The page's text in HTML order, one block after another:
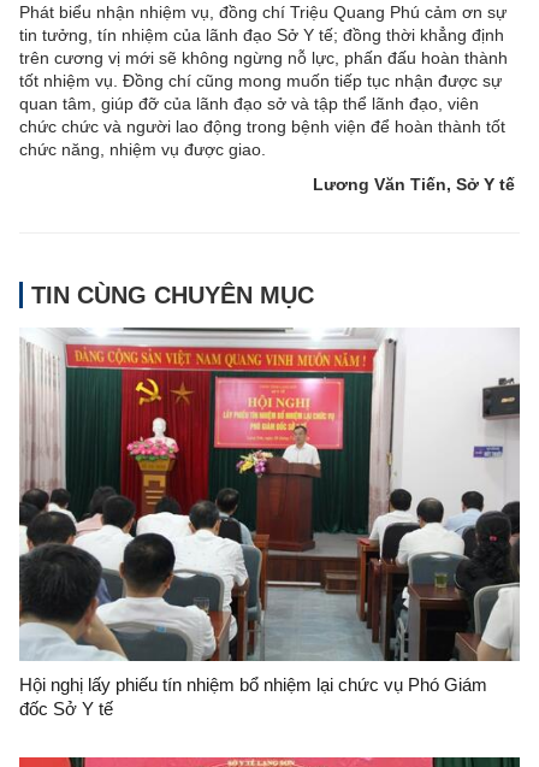
Phát biểu nhận nhiệm vụ, đồng chí Triệu Quang Phú cảm ơn sự
tin tưởng, tín nhiệm của lãnh đạo Sở Y tế; đồng thời khẳng định
trên cương vị mới sẽ không ngừng nỗ lực, phấn đấu hoàn thành
tốt nhiệm vụ. Đồng chí cũng mong muốn tiếp tục nhận được sự
quan tâm, giúp đỡ của lãnh đạo sở và tập thể lãnh đạo, viên
chức chức và người lao động trong bệnh viện để hoàn thành tốt
chức năng, nhiệm vụ được giao.
Lương Văn Tiến, Sở Y tế
TIN CÙNG CHUYÊN MỤC
Hội nghị lấy phiếu tín nhiệm bổ nhiệm lại chức vụ Phó Giám
đốc Sở Y tế